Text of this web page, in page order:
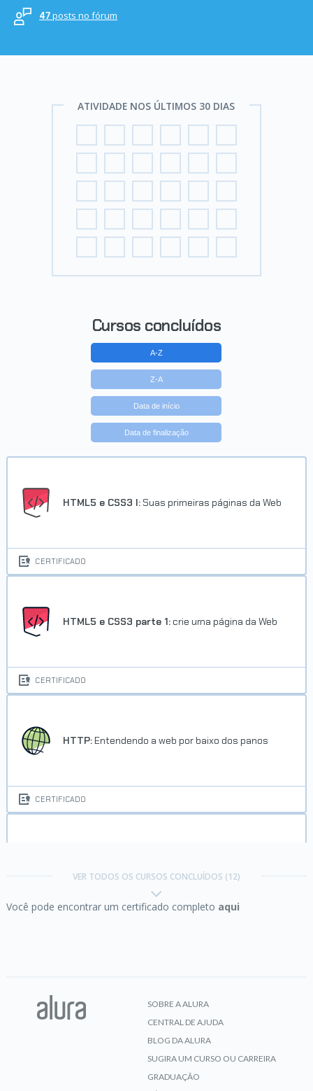
47posts no fórum
ATIVIDADE NOS ÚLTIMOS 30 DIAS
Cursos concluídos
A-Z
Z-A
Data de início
Data de finalização
HTML5 e CSS3 I: Suas primeiras páginas da Web
CERTIFICADO
HTML5 e CSS3 parte 1: crie uma página da Web
CERTIFICADO
HTTP: Entendendo a web por baixo dos panos
CERTIFICADO
VER TODOS OS CURSOS CONCLUÍDOS (12)
Você pode encontrar um certificado completo aqui
SOBRE A ALURA
CENTRAL DE AJUDA
BLOG DA ALURA
SUGIRA UM CURSO OU CARREIRA
GRADUAÇÃO